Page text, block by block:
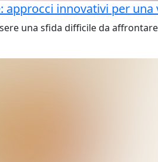
approcci innovativi per una
una sfida difficile da